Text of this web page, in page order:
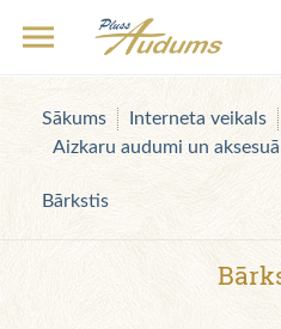
Sākums
Interneta veikals
Aizkaru audumi un
Bārkstis